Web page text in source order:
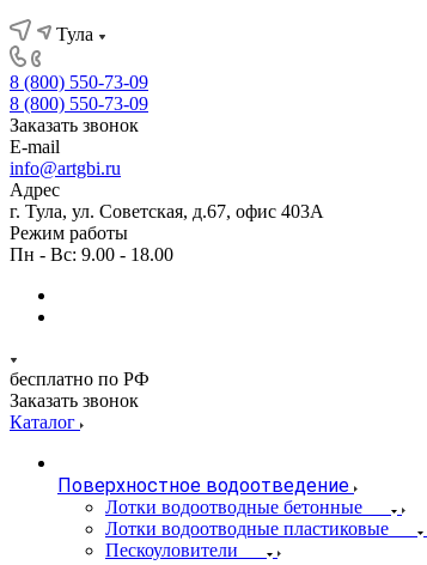
Тула
8 (800) 550-73-09
8 (800) 550-73-09
Заказать звонок
E-mail
info@artgbi.ru
Адрес
г. Тула, ул. Советская, д.67, офис 403А
Режим работы
Пн - Вс: 9.00 - 18.00
бесплатно по РФ
Заказать звонок
Каталог
Поверхностное водоотведение
Лотки водоотводные бетонные
Лотки водоотводные пластиковые
Пескоуловители